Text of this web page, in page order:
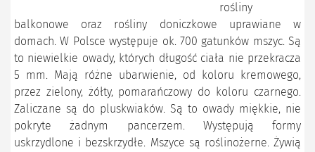
rośliny
balkonowe oraz rośliny doniczkowe uprawiane w
domach. W Polsce występuje ok. 700 gatunków mszyc. Są
to niewielkie owady, których długość ciała nie przekracza
5 mm. Mają różne ubarwienie, od koloru kremowego,
przez zielony, żółty, pomarańczowy do koloru czarnego.
Zaliczane są do pluskwiaków. Są to owady miękkie, nie
pokryte żadnym pancerzem. Występują formy
uskrzydlone i bezskrzydłe. Mszyce są roślinożerne. Żywią